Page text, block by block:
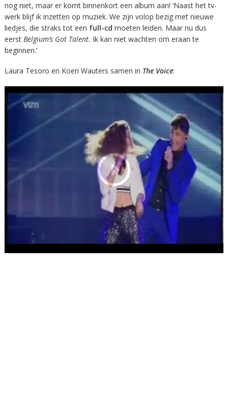
nog niet, maar er komt binnenkort een album aan! ‘Naast het tv-
werk blijf ik inzetten op muziek. We zijn volop bezig met nieuwe
liedjes, die straks tot een full-cd moeten leiden. Maar nu dus
eerstBelgium’s Got Talent. Ik kan niet wachten om eraan te
beginnen.’
Laura Tesoro en Koen Wauters samen in The Voice: